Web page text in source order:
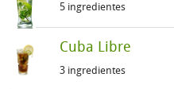
5 ingredientes
Cuba Libre
3 ingredientes